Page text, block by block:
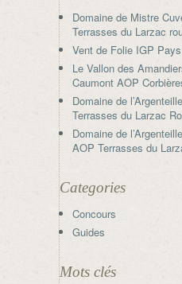
Domaine de Mistre
Terrasses du Larzac
Vent de Folie IGP
Le Vallon des
Caumont AOP
Domaine de
Terrasses du Larzac
Domaine de
AOP Terrasses du
Categories
Concours
Guides
Mots clés